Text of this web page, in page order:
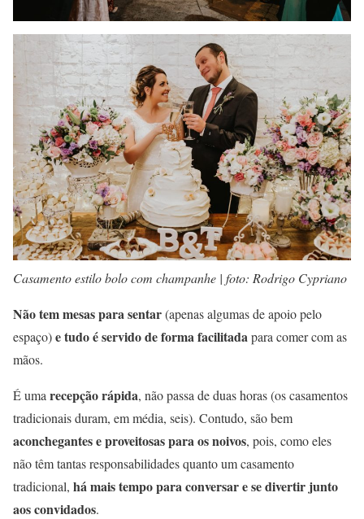
Casamento estilo bolo com champanhe | foto: Rodrigo Cypriano
Não tem mesas para sentar(apenas algumas de apoio pelo
espaço)e tudo é servido de forma facilitadapara comer com as
mãos.
É uma recepção rápida, não passa de duas horas (os casamentos
tradicionais duram, em média, seis). Contudo, são bem
aconchegantes e proveitosas para os noivos, pois, como eles
não têm tantas responsabilidades quanto um casamento
tradicional, há mais tempo para conversar e se divertir junto
aos convidados.